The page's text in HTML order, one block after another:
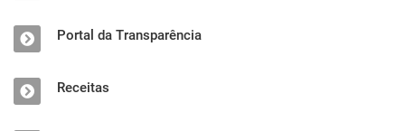
Portal da Transparência
Receitas